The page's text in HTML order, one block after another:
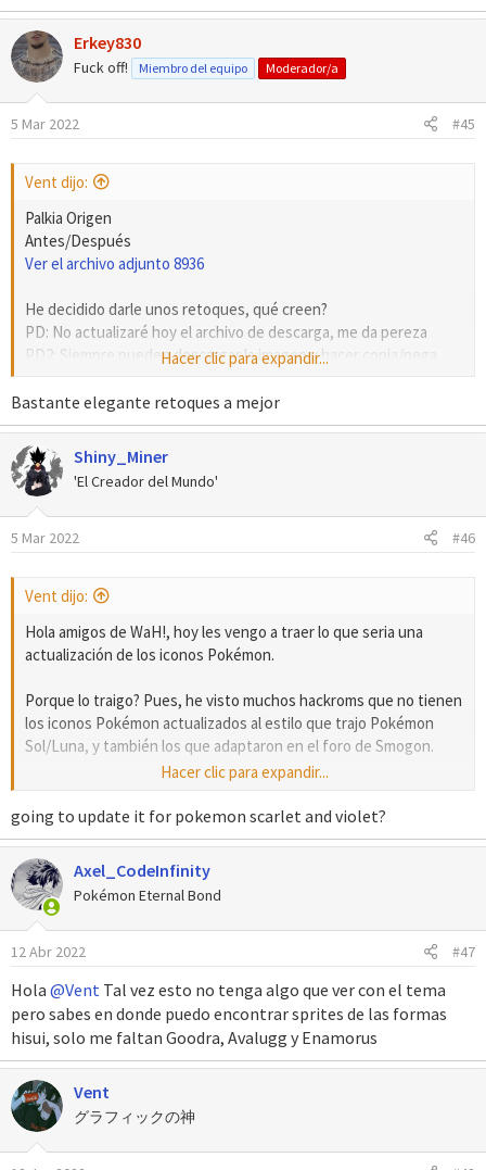
Erkey830
Fuck off! Miembro del equipo Moderador/a
5 Mar 2022 #45
Vent dijo:
Palkia Origen
Antes/Después
Ver el archivo adjunto 8936
He decidido darle unos retoques, qué creen?
PD: No actualizaré hoy el archivo de descarga, me da pereza
PD2: Siempre pueden descargar la imagen y hacer copia/pega
Hacer clic para expandir...
Bastante elegante retoques a mejor
Shiny_Miner
'El Creador del Mundo'
5 Mar 2022 #46
Vent dijo:
Hola amigos de WaH!, hoy les vengo a traer lo que seria una
actualización de los iconos Pokémon.
Porque lo traigo? Pues, he visto muchos hackroms que no tienen
los iconos Pokémon actualizados al estilo que trajo Pokémon
Sol/Luna, y también los que adaptaron en el foro de Smogon.
Los cambios están en el archivo de texto.
Capturas de como se ven in-game.
Ver el archivo adjunto 8279
Ver el archivo adjunto 8280
Ver el archivo adjunto 8281
Ver el archivo adjunto 8282
Los iconos son a partir de la 1ra hasta la 8va Generación.
Spoiler:Créditos
Solo faltarían los siguientes iconos:
Spoiler:Faltantes
Hacer clic para expandir...
going to update it for pokemon scarlet and violet?
Axel_CodeInfinity
Pokémon Eternal Bond
12 Abr 2022 #47
Hola @Vent Tal vez esto no tenga algo que ver con el tema
pero sabes en donde puedo encontrar sprites de las formas
hisui, solo me faltan Goodra, Avalugg y Enamorus
Vent
グラフィックの神